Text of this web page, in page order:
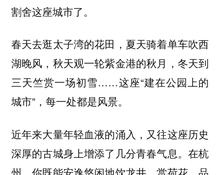
割舍这座城市了。
春天去逛太子湾的花田，夏天骑着单车吹西
湖晚风，秋天观一轮紫金港的秋月，冬天到
三天竺赏一场初雪……这座“建在公园上的
城市”，每一处都是风景。
近年来大量年轻血液的涌入，又往这座历史
深厚的古城身上增添了几分青春气息。在杭
州，你既能安逸悠闲地饮龙井、赏荷花，品